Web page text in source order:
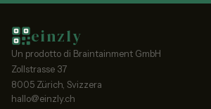
einzly
Un prodotto di Braintainment GmbH
Zollstrasse 37
8005 Zürich, Svizzera
hallo@einzly.ch